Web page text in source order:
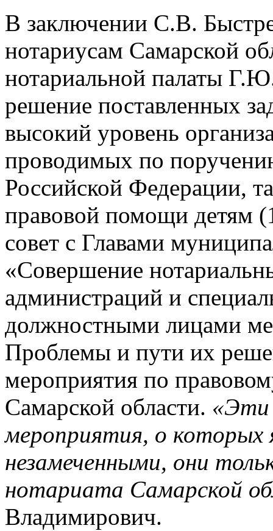
В заключении С.В.
нотариусам Самарской
нотариальной палаты
решение поставленных
высокий уровень
проводимых по
Российской Федерации,
правовой помощи детям
совет с Главами
«Совершение
администраций и
должностными лицами
Проблемы и пути их
мероприятия по
Самарской области. «Эти
мероприятия, о которых
незамеченными, они
нотариата Самарской
Владимирович.